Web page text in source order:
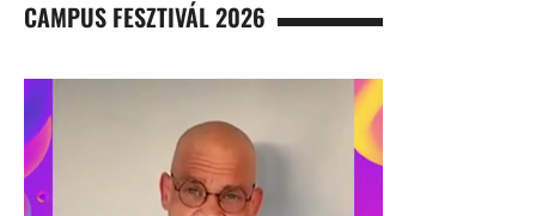
CAMPUS FESZTIVÁL 2026